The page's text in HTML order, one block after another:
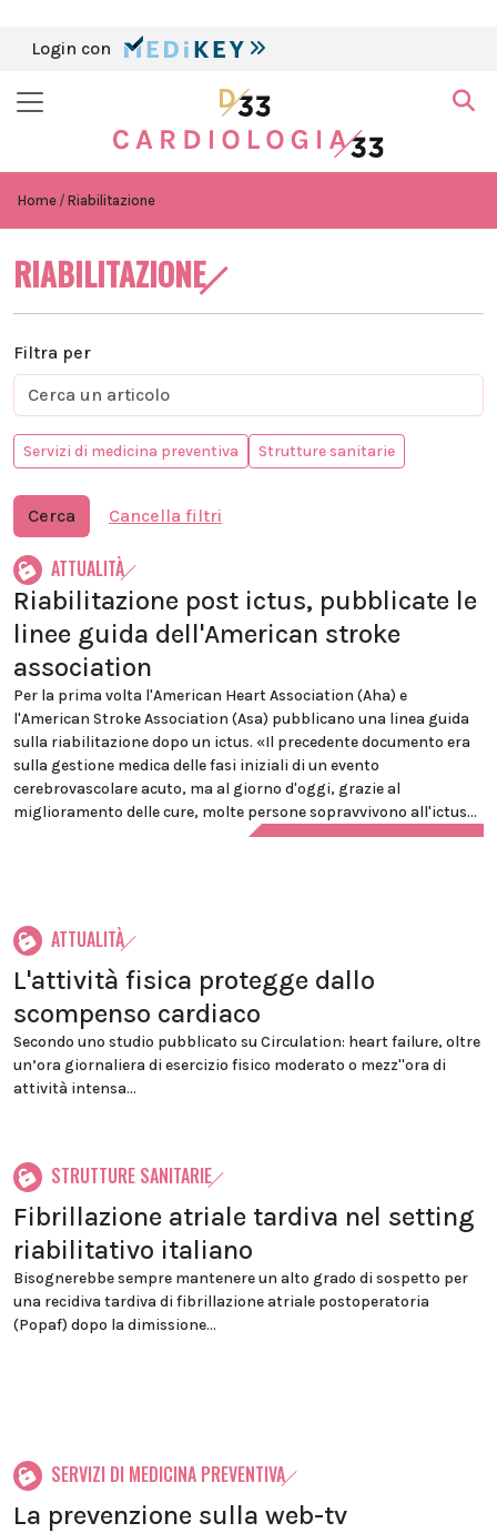
Login con
Home Riabilitazione
RIABILITAZIONE
Filtra per
Servizi di medicina preventiva Strutture sanitarie
Cerca Cancella filtri
ATTUALITÀ
Riabilitazione post ictus, pubblicate le
linee guida dell'American stroke
association
Per la prima volta l'American Heart Association (Aha) e
l'American Stroke Association (Asa) pubblicano una linea guida
sulla riabilitazione dopo un ictus. «Il precedente documento era
sulla gestione medica delle fasi iniziali di un evento
cerebrovascolare acuto, ma al giorno d'oggi, grazie al
miglioramento delle cure, molte persone sopravvivono all'ictus...
ATTUALITÀ
L'attività fisica protegge dallo
scompenso cardiaco
Secondo uno studio pubblicato su Circulation: heart failure, oltre
un’ora giornaliera di esercizio fisico moderato o mezz''ora di
attività intensa...
STRUTTURE SANITARIE
Fibrillazione atriale tardiva nel setting
riabilitativo italiano
Bisognerebbe sempre mantenere un alto grado di sospetto per
una recidiva tardiva di fibrillazione atriale postoperatoria
(Popaf) dopo la dimissione...
SERVIZI DI MEDICINA PREVENTIVA
La prevenzione sulla web-tv